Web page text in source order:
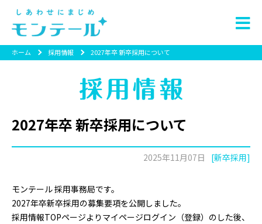
ホーム 採用情報 2027年卒 新卒採用について
2027年卒 新卒採用について
2025年11月07日 [新卒採用]
モンテール 採用事務局です。
2027年卒新卒採用の募集要項を公開しました。
採用情報TOPページよりマイページログイン（登録）のした後、